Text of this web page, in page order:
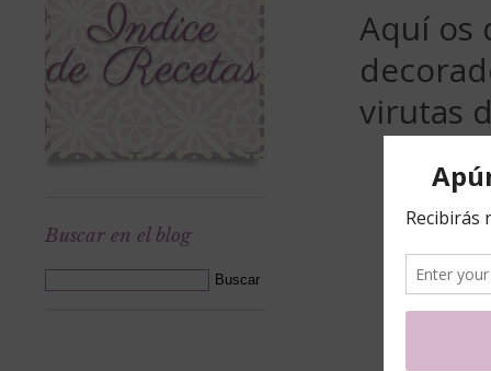
Buscar en el blog
Aquí os
virutas